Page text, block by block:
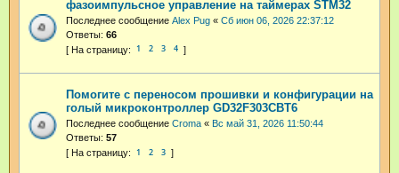
фазоимпульсное управление на таймерах STM32
Последнее сообщение Alex Pug « Сб июн 06, 2026 22:37:12
Ответы: 66
1 2 3 4
Помогите с переносом прошивки и конфигурации на
голый микроконтроллер GD32F303CBT6
Последнее сообщение Croma « Вс май 31, 2026 11:50:44
Ответы: 57
1 2 3